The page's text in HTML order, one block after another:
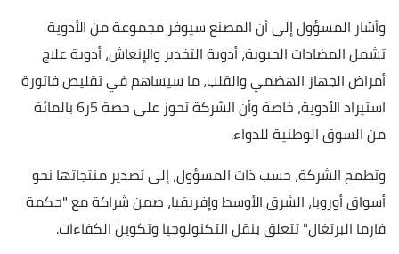
وأشار المسؤول إلى أن المصنع سيوفر مجموعة من الأدوية
تشمل المضادات الحيوية، أدوية التخدير والإنعاش، أدوية علاج
أمراض الجهاز الهضمي والقلب، ما سيساهم في تقليص فاتورة
استيراد الأدوية، خاصة وأن الشركة تحوز على حصة 5ر6 بالمائة
من السوق الوطنية للدواء.
وتطمح الشركة، حسب ذات المسؤول، إلى تصدير منتجاتها نحو
أسواق أوروبا، الشرق الأوسط وإفريقيا، ضمن شراكة مع "حكمة
فارما البرتغال" تتعلق بنقل التكنولوجيا وتكوين الكفاءات.